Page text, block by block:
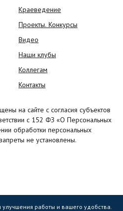
Краеведение
Проекты. Конкурсы
Видео
Наши клубы
Коллегам
Контакты
на сайте с согласия субъектов
с 152 ФЗ «О Персональных
обработки персональных
не установлены.
улучшения работы и вашего удобства.